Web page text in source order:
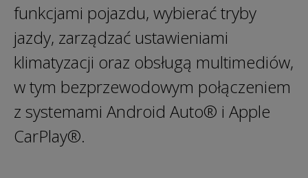
funkcjami pojazdu, wybierać tryby
jazdy, zarządzać ustawieniami
klimatyzacji oraz obsługą multimediów,
w tym bezprzewodowym połączeniem
z systemami Android Auto® i Apple
CarPlay®.